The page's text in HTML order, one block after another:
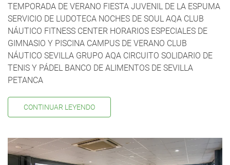
TEMPORADA DE VERANO FIESTA JUVENIL DE LA ESPUMA
SERVICIO DE LUDOTECA NOCHES DE SOUL AQA CLUB
NÁUTICO FITNESS CENTER HORARIOS ESPECIALES DE
GIMNASIO Y PISCINA CAMPUS DE VERANO CLUB
NÁUTICO SEVILLA GRUPO AQA CIRCUITO SOLIDARIO DE
TENIS Y PÁDEL BANCO DE ALIMENTOS DE SEVILLA
PETANCA
CONTINUAR LEYENDO